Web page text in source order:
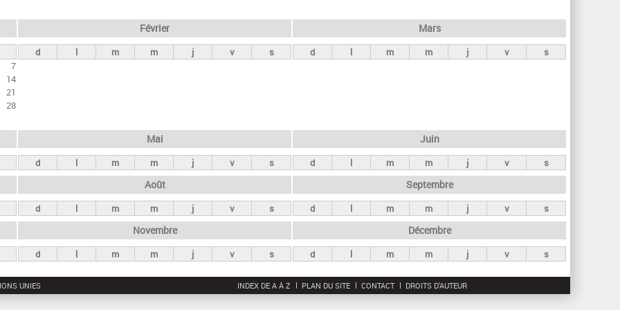
r
c
7
14
21
28
Février
d l m m j v s
Mars
d l m m j v s
Mai
d l m m j v s
Juin
d l m m j v s
Août
d l m m j v s
Septembre
d l m m j v s
Novembre
d l m m j v s
Décembre
d l m m j v s
UNIES INDEX DE A À Z PLAN DU SITE CONTACT DROITS D'AUTEUR